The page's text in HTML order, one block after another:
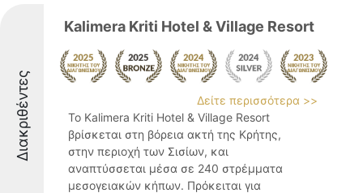
Διακριθέντες
Kalimera Kriti Hotel & Village Resort
Δείτε περισσότερα >>
Το Kalimera Kriti Hotel & Village Resort
βρίσκεται στη βόρεια ακτή της Κρήτης,
στην περιοχή των Σισίων, και
αναπτύσσεται μέσα σε 240 στρέμματα
μεσογειακών κήπων. Πρόκειται για